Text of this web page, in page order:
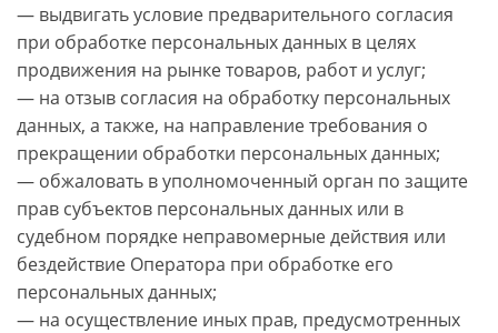
— выдвигать условие предварительного согласия
при обработке персональных данных в целях
продвижения на рынке товаров, работ и услуг;
— на отзыв согласия на обработку персональных
данных, а также, на направление требования о
прекращении обработки персональных данных;
— обжаловать в уполномоченный орган по защите
прав субъектов персональных данных или в
судебном порядке неправомерные действия или
бездействие Оператора при обработке его
персональных данных;
— на осуществление иных прав, предусмотренных